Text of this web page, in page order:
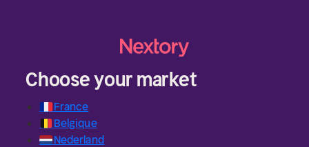
Choose your market
🇫🇷France
🇧🇪 Belgique
🇳🇱Nederland